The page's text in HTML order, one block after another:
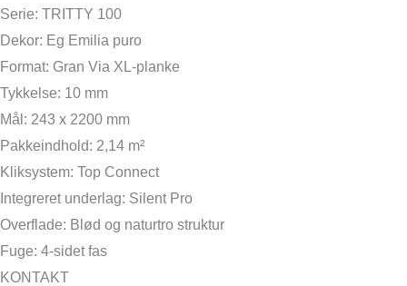
Serie: TRITTY 100
Dekor: Eg Emilia puro
Format: Gran Via XL-planke
Tykkelse: 10 mm
Mål: 243 x 2200 mm
Pakkeindhold: 2,14 m²
Kliksystem: Top Connect
Integreret underlag: Silent Pro
Overflade: Blød og naturtro struktur
Fuge: 4-sidet fas
KONTAKT